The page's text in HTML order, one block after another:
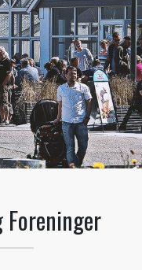
Foreninger